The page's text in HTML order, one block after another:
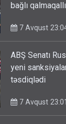
bağlı
7 Avqust
ABŞ Senatı
yeni
təsdiqlədi
7 Avqust 23:01